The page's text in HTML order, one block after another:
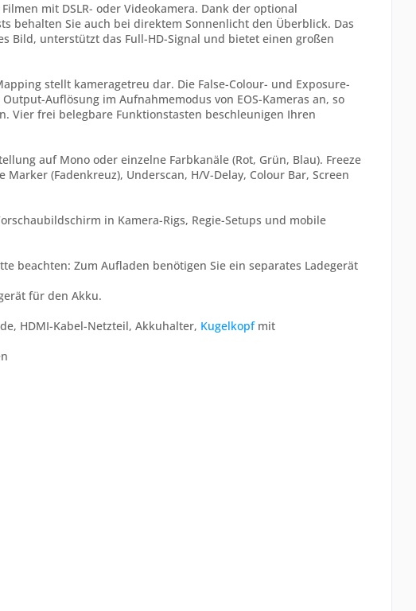
mit DSLR- oder Videokamera. Dank der optional
behalten Sie auch bei direktem Sonnenlicht den Überblick. Das
Bild, unterstützt das Full-HD-Signal und bietet einen großen
stellt kameragetreu dar. Die False-Colour- und Exposure-
Auflösung im Aufnahmemodus von EOS-Kameras an, so
Vier frei belegbare Funktionstasten beschleunigen Ihren
auf Mono oder einzelne Farbkanäle (Rot, Grün, Blau). Freeze
(Fadenkreuz), Underscan, H/V-Delay, Colour Bar, Screen
in Kamera-Rigs, Regie-Setups und mobile
beachten: Zum Aufladen benötigen Sie ein separates Ladegerät
für den Akku.
HDMI-Kabel-Netzteil, Akkuhalter, Kugelkopfmit